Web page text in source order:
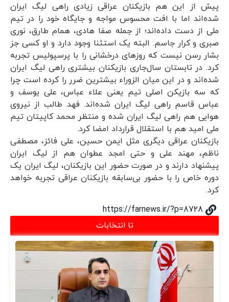
پیش از این هم بازیکنان عراقی زیادی راهی لیگ ایران
شده‌اند اما با افت محسوس مواجه و جایگاه خود را در تیم
ملی از دست داده‌اند؛ از جمله صفا هادی، همام طارق، نوری
صبری و کرار جاسم. البته یک استثنا وجود دارد و او کسی جز
بشار رسن نیست که روزهای درخشانی را با پرسپولیس تجربه
کرد. در تابستان سال‌جاری بازیکنان بیشتری راهی لیگ ایران
شده‌اند و در این میان الزوراء بیشترین ضرر را کرده است چرا
که سه بازیکن اصلی تیم یعنی علاء عباس، علی یوسف و
عباس قاسم راهی لیگ ایران شده‌اند. فهد طالب از نیروی
هوایی هم راهی لیگ ایران شده و منتظر محمد کاپیتان تیم
ملی امید هم با استقلال قرارداد امضا کرد.
بازیکنان عراقی دیگری مثل ایمن حسین، علی فائز، مصطفی
ناظم، مهند علی و حتی امجد عطوان هم از لیگ ایران
پیشنهاد دارند و در صورت حضور این بازیکنان، لیگ ایران یک
دوره خاص را با حضور بی‌سابقه بازیکنان عراقی تجربه خواهد
کرد.
https://farnews.ir/?p=8728
تا انتخابات